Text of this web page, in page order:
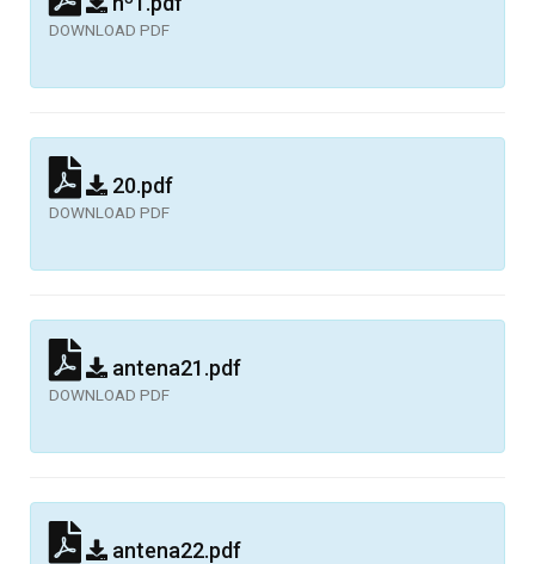
DOWNLOAD PDF
20.pdf
DOWNLOAD PDF
antena21.pdf
DOWNLOAD PDF
antena22.pdf